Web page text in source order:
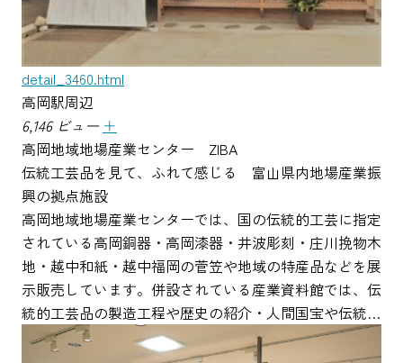
detail_3460.html
高岡駅周辺
6,146 ビュー ＋
高岡地域地場産業センター ZIBA
伝統工芸品を見て、ふれて感じる 富山県内地場産業振
興の拠点施設
高岡地域地場産業センターでは、国の伝統的工芸に指定
されている高岡銅器・高岡漆器・井波彫刻・庄川挽物木
地・越中和紙・越中福岡の菅笠や地域の特産品などを展
示販売しています。併設されている産業資料館では、伝
統的工芸品の製造工程や歴史の紹介・人間国宝や伝統…